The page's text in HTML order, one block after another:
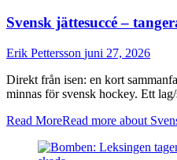
Svensk jättesuccé –
Erik Pettersson juni 27, 2026
Direkt från isen: en kort
minnas för svensk hockey. Ett
Read MoreRead more about